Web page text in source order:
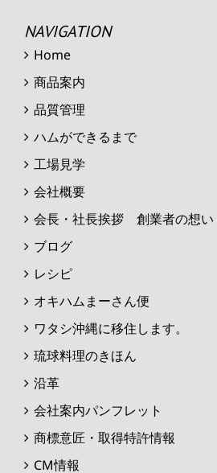
NAVIGATION
Home
商品案内
品質管理
ハムができるまで
工場見学
会社概要
会長・社長挨拶 創業者の想い
ブログ
レシピ
オキハムまーさん便
ワタシ沖縄に移住します。
琉球料理のきほん
沿革
会社案内パンフレット
商標意匠・取得特許情報
CM情報